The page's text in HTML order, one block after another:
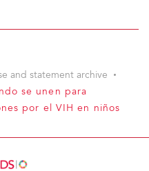
and statement archive
se unen para
por el VIH en niños